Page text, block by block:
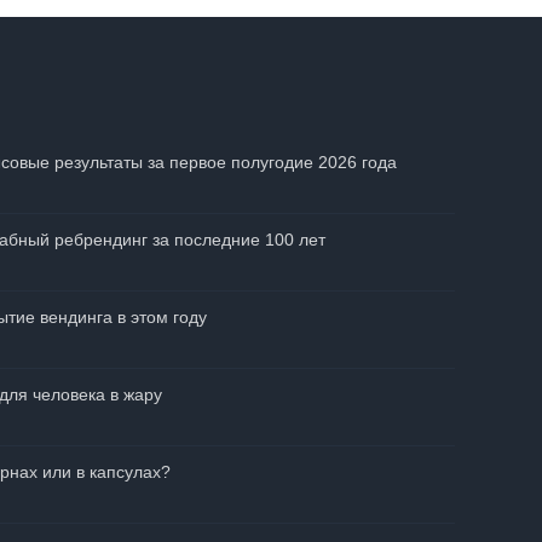
результаты за первое полугодие 2026 года
ребрендинг за последние 100 лет
вендинга в этом году
человека в жару
или в капсулах?